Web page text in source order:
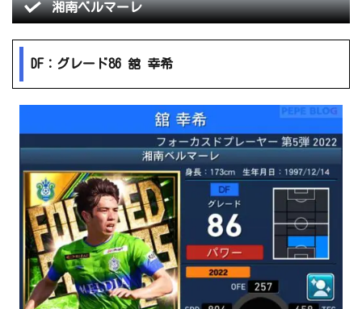
湘南ベルマーレ
DF：グレード86 舘 幸希